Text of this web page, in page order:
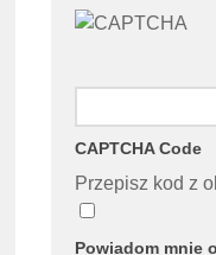
CAPTCHA Code
Przepisz kod z
Powiadom mnie